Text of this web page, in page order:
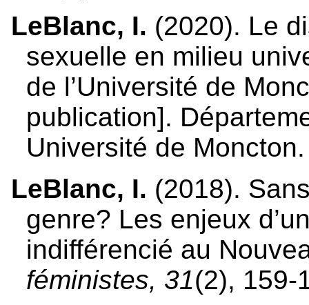
LeBlanc, I. (2020). Le
sexuelle en milieu
de l’Université de
publication].
Université de Moncton.
LeBlanc, I. (2018).
genre? Les enjeux
indifférencié au
féministes, 31(2), 159-